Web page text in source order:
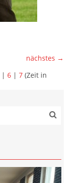
nächstes →
| 6 | 7 (Zeit in